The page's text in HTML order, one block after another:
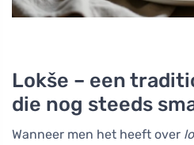
Lokše – een
die nog steeds
Wanneer men het heeft over